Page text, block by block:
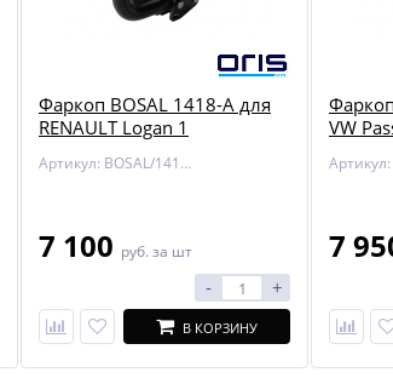
Фаркоп BOSAL 1418-A для
RENAULT Logan 1
Артикул: BOSAL/1418-A
7 100 руб. за шт
- +
В КОРЗИНУ
VW
7